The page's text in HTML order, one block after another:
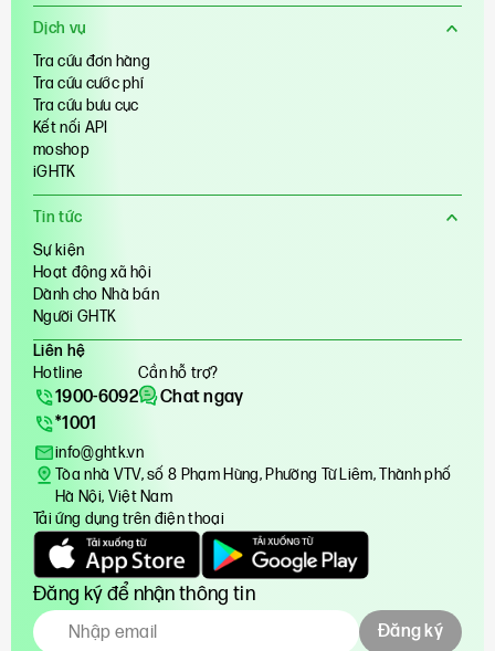
Dịch vụ
Tra cứu đơn hàng
Tra cứu cước phí
Tra cứu bưu cục
Kết nối API
moshop
iGHTK
Tin tức
Sự kiện
Hoạt động xã hội
Dành cho Nhà bán
Người GHTK
Liên hệ
Hotline
1900-6092
*1001
Cần hỗ trợ?
Chat ngay
info@ghtk.vn
Tòa nhà VTV, số 8 Phạm Hùng, Phường Từ Liêm, Thành phố
Hà Nội, Việt Nam
Tải ứng dụng trên điện thoại
Đăng ký để nhận thông tin
Đăng ký